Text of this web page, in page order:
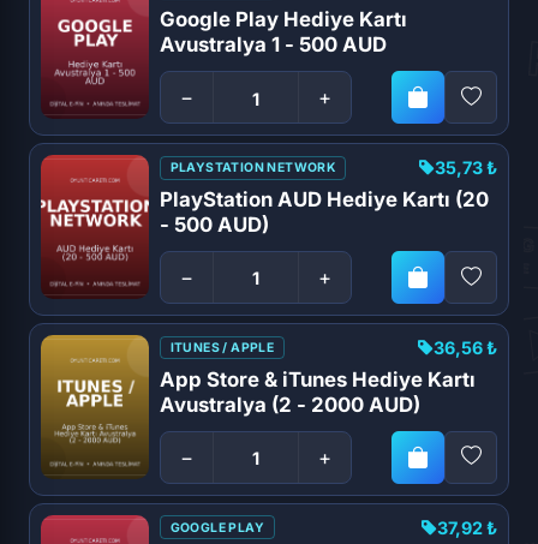
Google Play Hediye Kartı
Avustralya 1 - 500 AUD
− +
PLAYSTATION NETWORK
PlayStation AUD Hediye Kartı (20
- 500 AUD)
− +
35,73 ₺
ITUNES / APPLE
App Store & iTunes Hediye Kartı
Avustralya (2 - 2000 AUD)
− +
36,56 ₺
GOOGLE PLAY 37,92 ₺